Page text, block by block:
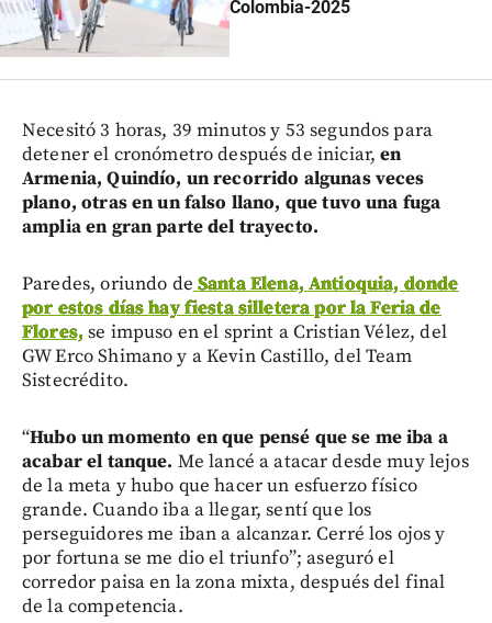
Colombia-2025
Necesitó 3 horas, 39 minutos y 53 segundos para
detener el cronómetro después de iniciar,en
Armenia, Quindío, un recorrido algunas veces
plano, otras en un falso llano, que tuvo una fuga
amplia en gran parte del trayecto.
Paredes, oriundo de Santa Elena, Antioquia, donde
por estos días hay fiesta silletera por la Feria de
Flores, se impuso en el sprint a Cristian Vélez, del
GW Erco Shimano y a Kevin Castillo, del Team
Sistecrédito.
“Hubo un momento en que pensé que se me iba a
acabar el tanque. Me lancé a atacar desde muy lejos
de la meta y hubo que hacer un esfuerzo físico
grande. Cuando iba a llegar, sentí que los
perseguidores me iban a alcanzar. Cerré los ojos y
por fortuna se me dio el triunfo”; aseguró el
corredor paisa en la zona mixta, después del final
de la competencia.